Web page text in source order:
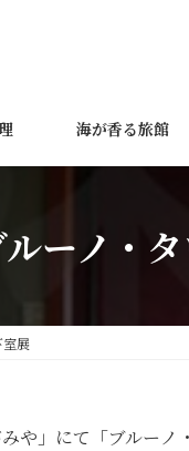
海が香る旅館
ルーノ・
室展
や」にて「ブルーノ